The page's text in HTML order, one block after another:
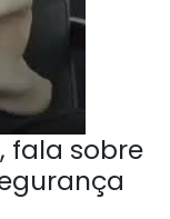
fala sobre